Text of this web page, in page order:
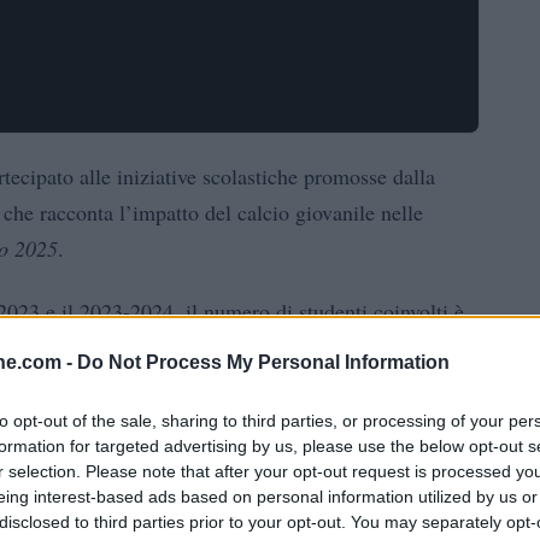
- Do Not Process My Personal Information
opt-out of the sale, sharing to third parties, or processing of your
for targeted advertising by us, please use the below opt-out
selection. Please note that after your opt-out request is processed
interest-based ads based on personal information utilized by us
to third parties prior to your opt-out. You may separately
alle iniziative scolastiche promosse dalla
racconta l’impatto del calcio giovanile nelle
2025.
e il 2023-2024, il numero di studenti coinvolti è
. Un’espansione che ha coinvolto 41.870
classi
sempre più diffuso per il calcio a livello scolastico.
calciatori nati all’estero, rappresentanti il 10%
da circa 150 Paesi. Un fenomeno che riflette la